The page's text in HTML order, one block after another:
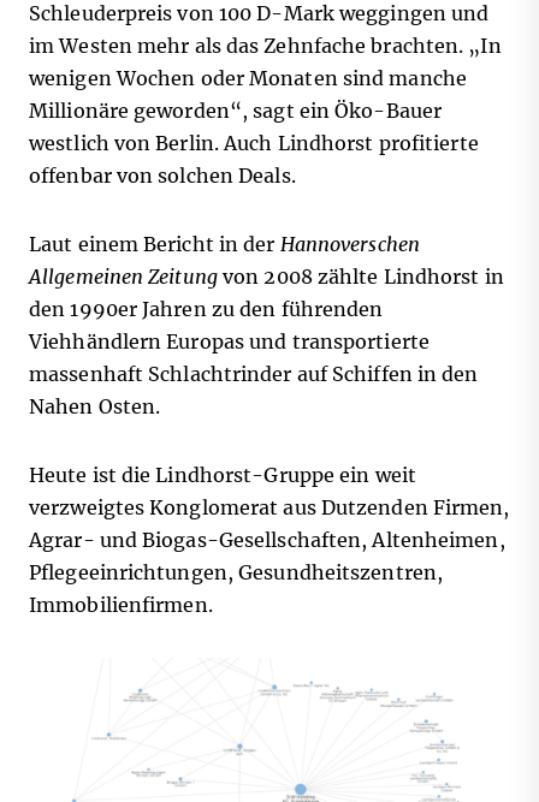
Schleuderpreis von 100 D-Mark weggingen und
im Westen mehr als das Zehnfache brachten. „In
wenigen Wochen oder Monaten sind manche
Millionäre geworden“, sagt ein Öko-Bauer
westlich von Berlin. Auch Lindhorst profitierte
offenbar von solchen Deals.
Laut einem Bericht in der Hannoverschen
Allgemeinen Zeitungvon 2008 zählte Lindhorst in
den 1990er Jahren zu den führenden
Viehhändlern Europas und transportierte
massenhaft Schlachtrinder auf Schiffen in den
Nahen Osten.
Heute ist die Lindhorst-Gruppe ein weit
verzweigtes Konglomerat aus Dutzenden Firmen,
Agrar- und Biogas-Gesellschaften, Altenheimen,
Pflegeeinrichtungen, Gesundheitszentren,
Immobilienfirmen.